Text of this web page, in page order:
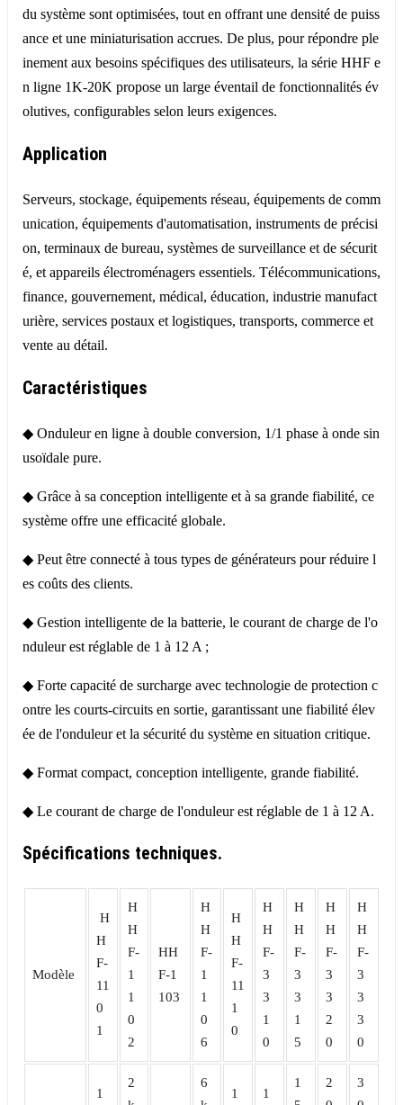
du système sont optimisées, tout en offrant une densité de puiss
ance et une miniaturisation accrues. De plus, pour répondre ple
inement aux besoins spécifiques des utilisateurs, la série HHF e
n ligne 1K-20K propose un large éventail de fonctionnalités év
olutives, configurables selon leurs exigences.
Application
Serveurs, stockage, équipements réseau, équipements de comm
unication, équipements d'automatisation, instruments de précisi
on, terminaux de bureau, systèmes de surveillance et de sécurit
é, et appareils électroménagers essentiels. Télécommunications,
finance, gouvernement, médical, éducation, industrie manufact
urière, services postaux et logistiques, transports, commerce et
vente au détail.
Caractéristiques
◆ Onduleur en ligne à double conversion, 1/1 phase à onde sin
usoïdale pure.
◆ Grâce à sa conception intelligente et à sa grande fiabilité, ce
système offre une efficacité globale.
◆ Peut être connecté à tous types de générateurs pour réduire l
es coûts des clients.
◆ Gestion intelligente de la batterie, le courant de charge de l'o
nduleur est réglable de 1 à 12 A ;
◆ Forte capacité de surcharge avec technologie de protection c
ontre les courts-circuits en sortie, garantissant une fiabilité élev
ée de l'onduleur et la sécurité du système en situation critique.
◆ Format compact, conception intelligente, grande fiabilité.
◆ Le courant de charge de l'onduleur est réglable de 1 à 12 A.
Spécifications techniques.
Modèle
H
H
F-
11
0
1
H
H
F-
1
1
0
2
HH
F-1
103
H
H
F-
1
1
0
6
H
H
F-
11
1
0
H
H
F-
3
3
1
0
H
H
F-
3
3
1
5
H
H
F-
3
3
2
0
H
H
F-
3
3
3
0
1
2
6
1
1
1
2
3